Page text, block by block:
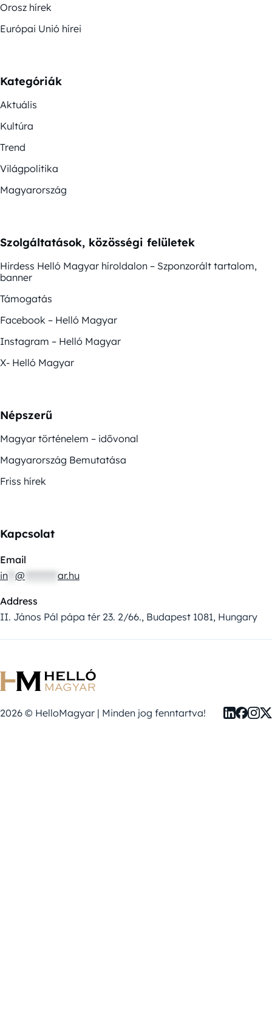
Orosz hírek
Európai Unió hírei
Kategóriák
Aktuális
Kultúra
Trend
Világpolitika
Magyarország
Szolgáltatások, közösségi felületek
Hirdess Helló Magyar híroldalon – Szponzorált tartalom,
banner
Támogatás
Facebook – Helló Magyar
Instagram – Helló Magyar
X- Helló Magyar
Népszerű
Magyar történelem – idővonal
Magyarország Bemutatása
Friss hírek
Kapcsolat
Email
in @ ar.hu
Address
II. János Pál pápa tér 23. 2/66., Budapest 1081, Hungary
2026 © HelloMagyar | Minden jog fenntartva!